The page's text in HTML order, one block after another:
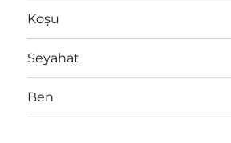
Koşu
Seyahat
Ben